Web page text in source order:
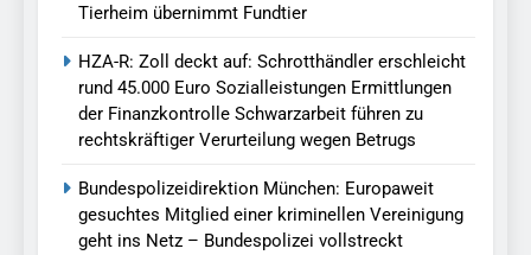
Tierheim übernimmt Fundtier
HZA-R: Zoll deckt auf: Schrotthändler erschleicht
rund 45.000 Euro Sozialleistungen Ermittlungen
der Finanzkontrolle Schwarzarbeit führen zu
rechtskräftiger Verurteilung wegen Betrugs
Bundespolizeidirektion München: Europaweit
gesuchtes Mitglied einer kriminellen Vereinigung
geht ins Netz – Bundespolizei vollstreckt